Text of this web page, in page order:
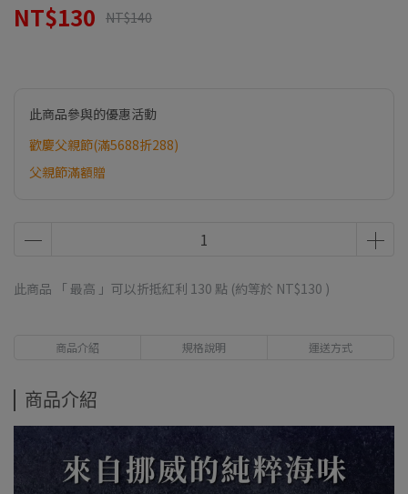
NT$130 NT$140
此商品參與的優惠活動
歡慶父親節(滿5688折288)
父親節滿額贈
此商品 「 最高 」可以折抵紅利 130 點 (約等於 NT$130 )
商品介紹 規格說明 運送方式
商品介紹